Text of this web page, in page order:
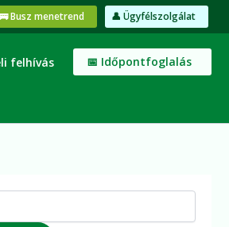
Busz menetrend 👤 Ügyfélszolgálat
felhívás 📅 Időpontfoglalás